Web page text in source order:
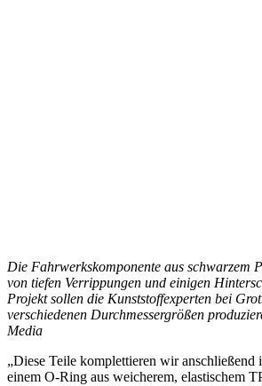
Die Fahrwerkskomponente aus schwarzem
von tiefen Verrippungen und einigen
Projekt sollen die Kunststoffexperten bei
verschiedenen Durchmessergrößen
Media
„Diese Teile komplettieren wir anschließend
einem O-Ring aus weicherem, elastischem